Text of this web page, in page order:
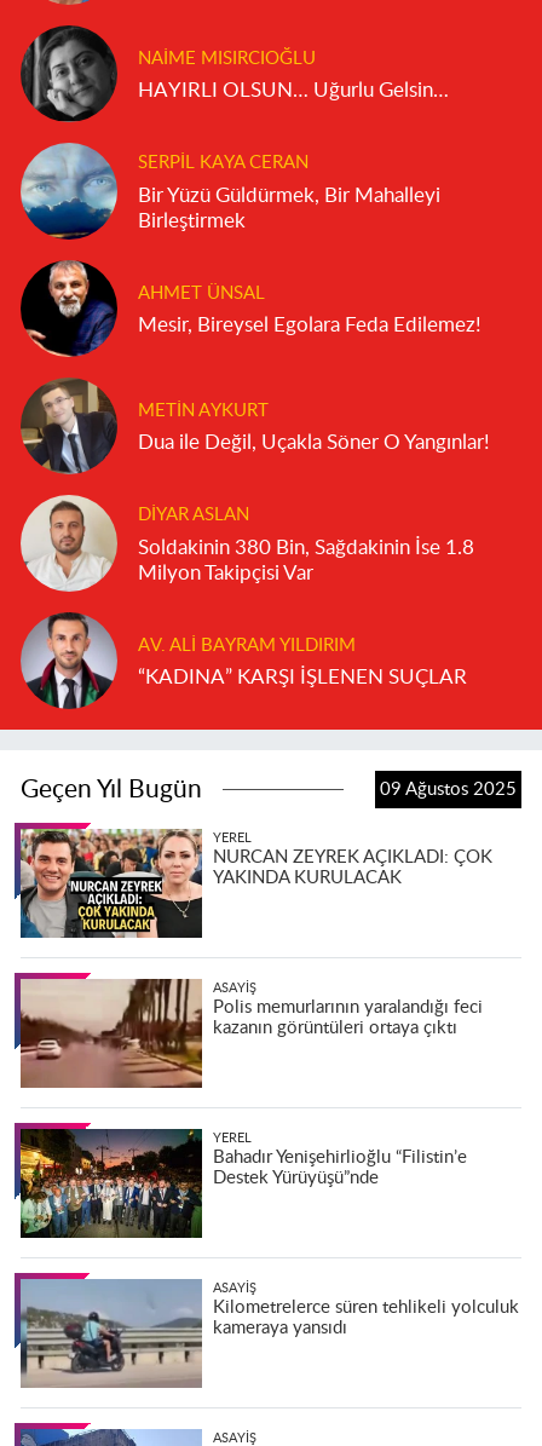
NAIME MISIRCIOĞLU
HAYIRLI OLSUN… Uğurlu Gelsin…
SERPIL KAYA CERAN
Bir Yüzü Güldürmek, Bir Mahalleyi
Birleştirmek
AHMET ÜNSAL
Mesir, Bireysel Egolara Feda Edilemez!
METIN AYKURT
Dua ile Değil, Uçakla Söner O Yangınlar!
DIYAR ASLAN
Soldakinin 380 Bin, Sağdakinin İse 1.8
Milyon Takipçisi Var
AV. ALI BAYRAM YILDIRIM
“KADINA” KARŞI İŞLENEN SUÇLAR
Geçen Yıl Bugün 09 Ağustos 2025
YEREL
NURCAN ZEYREK AÇIKLADI: ÇOK
YAKINDA KURULACAK
ASAYIŞ
Polis memurlarının yaralandığı feci
kazanın görüntüleri ortaya çıktı
YEREL
Bahadır Yenişehirlioğlu “Filistin’e
Destek Yürüyüşü”nde
ASAYIŞ
Kilometrelerce süren tehlikeli yolculuk
kameraya yansıdı
ASAYIŞ